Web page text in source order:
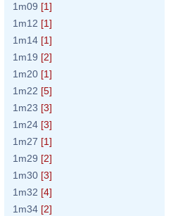
1m09 [1]
1m12 [1]
1m14 [1]
1m19 [2]
1m20 [1]
1m22 [5]
1m23 [3]
1m24 [3]
1m27 [1]
1m29 [2]
1m30 [3]
1m32 [4]
1m34 [2]